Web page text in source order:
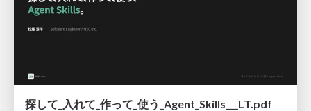
探して_入れて_作って_使う_Agent_Skills___LT.pdf